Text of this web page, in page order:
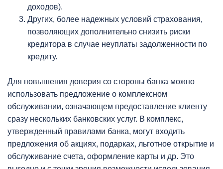
доходов).
Других, более надежных условий страхования,
позволяющих дополнительно снизить риски
кредитора в случае неуплаты задолженности по
кредиту.
Для повышения доверия со стороны банка можно
использовать предложение о комплексном
обслуживании, означающем предоставление клиенту
сразу нескольких банковских услуг. В комплекс,
утвержденный правилами банка, могут входить
предложения об акциях, подарках, льготное открытие и
обслуживание счета, оформление карты и др. Это